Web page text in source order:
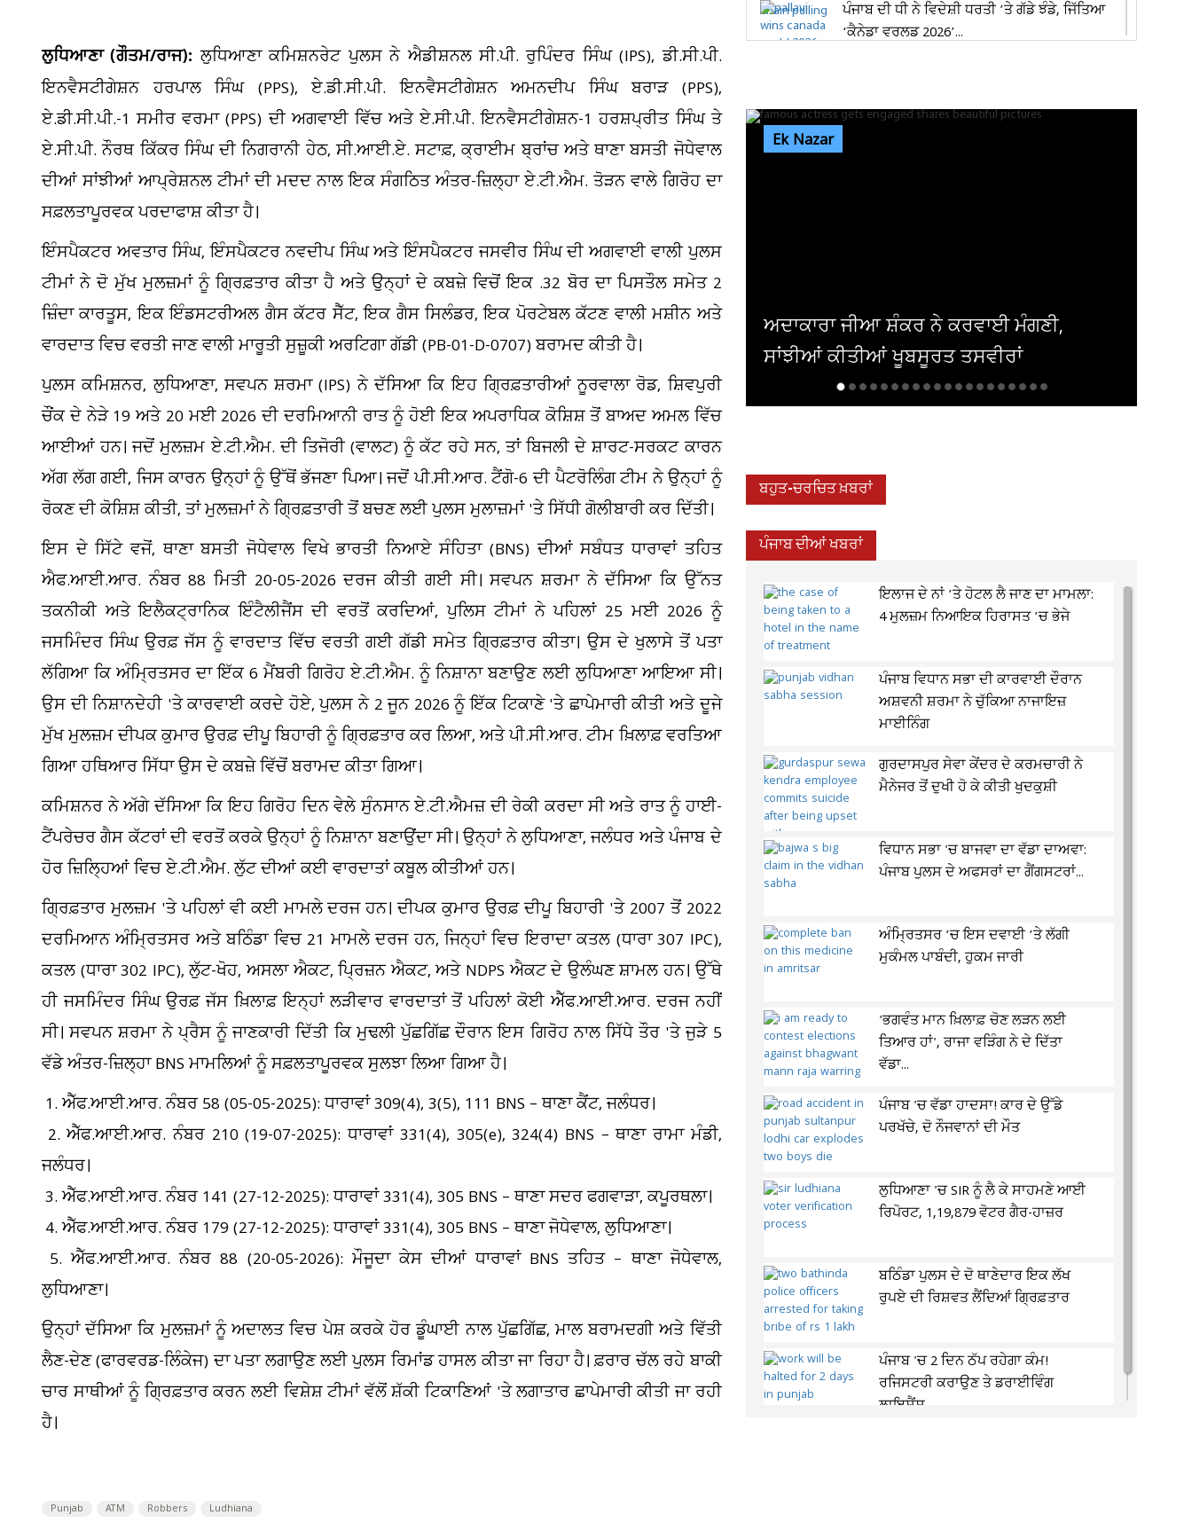
ਲੁਧਿਆਣਾ (ਗੌਤਮ/ਰਾਜ): ਲੁਧਿਆਣਾ ਕਮਿਸ਼ਨਰੇਟ ਪੁਲਸ ਨੇ ਐਡੀਸ਼ਨਲ ਸੀ.ਪੀ. ਰੁਪਿੰਦਰ ਸਿੰਘ (IPS), ਡੀ.ਸੀ.ਪੀ.
ਇਨਵੈਸਟੀਗੇਸ਼ਨ ਹਰਪਾਲ ਸਿੰਘ (PPS), ਏ.ਡੀ.ਸੀ.ਪੀ. ਇਨਵੈਸਟੀਗੇਸ਼ਨ ਅਮਨਦੀਪ ਸਿੰਘ ਬਰਾੜ (PPS),
ਏ.ਡੀ.ਸੀ.ਪੀ.-1 ਸਮੀਰ ਵਰਮਾ (PPS) ਦੀ ਅਗਵਾਈ ਵਿੱਚ ਅਤੇ ਏ.ਸੀ.ਪੀ. ਇਨਵੈਸਟੀਗੇਸ਼ਨ-1 ਹਰਸ਼ਪ੍ਰੀਤ ਸਿੰਘ ਤੇ
ਏ.ਸੀ.ਪੀ. ਨੌਰਥ ਕਿੱਕਰ ਸਿੰਘ ਦੀ ਨਿਗਰਾਨੀ ਹੇਠ, ਸੀ.ਆਈ.ਏ. ਸਟਾਫ਼, ਕ੍ਰਾਈਮ ਬ੍ਰਾਂਚ ਅਤੇ ਥਾਣਾ ਬਸਤੀ ਜੋਧੇਵਾਲ
ਦੀਆਂ ਸਾਂਝੀਆਂ ਆਪ੍ਰੇਸ਼ਨਲ ਟੀਮਾਂ ਦੀ ਮਦਦ ਨਾਲ ਇਕ ਸੰਗਠਿਤ ਅੰਤਰ-ਜ਼ਿਲ੍ਹਾ ਏ.ਟੀ.ਐਮ. ਤੋੜਨ ਵਾਲੇ ਗਿਰੋਹ ਦਾ
ਸਫ਼ਲਤਾਪੂਰਵਕ ਪਰਦਾਫਾਸ਼ ਕੀਤਾ ਹੈ।
ਇੰਸਪੈਕਟਰ ਅਵਤਾਰ ਸਿੰਘ, ਇੰਸਪੈਕਟਰ ਨਵਦੀਪ ਸਿੰਘ ਅਤੇ ਇੰਸਪੈਕਟਰ ਜਸਵੀਰ ਸਿੰਘ ਦੀ ਅਗਵਾਈ ਵਾਲੀ ਪੁਲਸ
ਟੀਮਾਂ ਨੇ ਦੋ ਮੁੱਖ ਮੁਲਜ਼ਮਾਂ ਨੂੰ ਗ੍ਰਿਫ਼ਤਾਰ ਕੀਤਾ ਹੈ ਅਤੇ ਉਨ੍ਹਾਂ ਦੇ ਕਬਜ਼ੇ ਵਿਚੋਂ ਇਕ .32 ਬੋਰ ਦਾ ਪਿਸਤੌਲ ਸਮੇਤ 2
ਜ਼ਿੰਦਾ ਕਾਰਤੂਸ, ਇਕ ਇੰਡਸਟਰੀਅਲ ਗੈਸ ਕੱਟਰ ਸੈੱਟ, ਇਕ ਗੈਸ ਸਿਲੰਡਰ, ਇਕ ਪੋਰਟੇਬਲ ਕੱਟਣ ਵਾਲੀ ਮਸ਼ੀਨ ਅਤੇ
ਵਾਰਦਾਤ ਵਿਚ ਵਰਤੀ ਜਾਣ ਵਾਲੀ ਮਾਰੂਤੀ ਸੁਜ਼ੂਕੀ ਅਰਟਿਗਾ ਗੱਡੀ (PB-01-D-0707) ਬਰਾਮਦ ਕੀਤੀ ਹੈ।
ਪੁਲਸ ਕਮਿਸ਼ਨਰ, ਲੁਧਿਆਣਾ, ਸਵਪਨ ਸ਼ਰਮਾ (IPS) ਨੇ ਦੱਸਿਆ ਕਿ ਇਹ ਗ੍ਰਿਫ਼ਤਾਰੀਆਂ ਨੂਰਵਾਲਾ ਰੋਡ, ਸ਼ਿਵਪੁਰੀ
ਚੌਂਕ ਦੇ ਨੇੜੇ 19 ਅਤੇ 20 ਮਈ 2026 ਦੀ ਦਰਮਿਆਨੀ ਰਾਤ ਨੂੰ ਹੋਈ ਇਕ ਅਪਰਾਧਿਕ ਕੋਸ਼ਿਸ਼ ਤੋਂ ਬਾਅਦ ਅਮਲ ਵਿੱਚ
ਆਈਆਂ ਹਨ। ਜਦੋਂ ਮੁਲਜ਼ਮ ਏ.ਟੀ.ਐਮ. ਦੀ ਤਿਜੋਰੀ (ਵਾਲਟ) ਨੂੰ ਕੱਟ ਰਹੇ ਸਨ, ਤਾਂ ਬਿਜਲੀ ਦੇ ਸ਼ਾਰਟ-ਸਰਕਟ ਕਾਰਨ
ਅੱਗ ਲੱਗ ਗਈ, ਜਿਸ ਕਾਰਨ ਉਨ੍ਹਾਂ ਨੂੰ ਉੱਥੋਂ ਭੱਜਣਾ ਪਿਆ। ਜਦੋਂ ਪੀ.ਸੀ.ਆਰ. ਟੈਂਗੋ-6 ਦੀ ਪੈਟਰੋਲਿੰਗ ਟੀਮ ਨੇ ਉਨ੍ਹਾਂ ਨੂੰ
ਰੋਕਣ ਦੀ ਕੋਸ਼ਿਸ਼ ਕੀਤੀ, ਤਾਂ ਮੁਲਜ਼ਮਾਂ ਨੇ ਗ੍ਰਿਫ਼ਤਾਰੀ ਤੋਂ ਬਚਣ ਲਈ ਪੁਲਸ ਮੁਲਾਜ਼ਮਾਂ 'ਤੇ ਸਿੱਧੀ ਗੋਲੀਬਾਰੀ ਕਰ ਦਿੱਤੀ।
ਇਸ ਦੇ ਸਿੱਟੇ ਵਜੋਂ, ਥਾਣਾ ਬਸਤੀ ਜੋਧੇਵਾਲ ਵਿਖੇ ਭਾਰਤੀ ਨਿਆਏ ਸੰਹਿਤਾ (BNS) ਦੀਆਂ ਸਬੰਧਤ ਧਾਰਾਵਾਂ ਤਹਿਤ
ਐਫ.ਆਈ.ਆਰ. ਨੰਬਰ 88 ਮਿਤੀ 20-05-2026 ਦਰਜ ਕੀਤੀ ਗਈ ਸੀ। ਸਵਪਨ ਸ਼ਰਮਾ ਨੇ ਦੱਸਿਆ ਕਿ ਉੱਨਤ
ਤਕਨੀਕੀ ਅਤੇ ਇਲੈਕਟ੍ਰਾਨਿਕ ਇੰਟੈਲੀਜੈਂਸ ਦੀ ਵਰਤੋਂ ਕਰਦਿਆਂ, ਪੁਲਿਸ ਟੀਮਾਂ ਨੇ ਪਹਿਲਾਂ 25 ਮਈ 2026 ਨੂੰ
ਜਸਮਿੰਦਰ ਸਿੰਘ ਉਰਫ਼ ਜੱਸ ਨੂੰ ਵਾਰਦਾਤ ਵਿੱਚ ਵਰਤੀ ਗਈ ਗੱਡੀ ਸਮੇਤ ਗ੍ਰਿਫ਼ਤਾਰ ਕੀਤਾ। ਉਸ ਦੇ ਖੁਲਾਸੇ ਤੋਂ ਪਤਾ
ਲੱਗਿਆ ਕਿ ਅੰਮ੍ਰਿਤਸਰ ਦਾ ਇੱਕ 6 ਮੈਂਬਰੀ ਗਿਰੋਹ ਏ.ਟੀ.ਐਮ. ਨੂੰ ਨਿਸ਼ਾਨਾ ਬਣਾਉਣ ਲਈ ਲੁਧਿਆਣਾ ਆਇਆ ਸੀ।
ਉਸ ਦੀ ਨਿਸ਼ਾਨਦੇਹੀ 'ਤੇ ਕਾਰਵਾਈ ਕਰਦੇ ਹੋਏ, ਪੁਲਸ ਨੇ 2 ਜੂਨ 2026 ਨੂੰ ਇੱਕ ਟਿਕਾਣੇ 'ਤੇ ਛਾਪੇਮਾਰੀ ਕੀਤੀ ਅਤੇ ਦੂਜੇ
ਮੁੱਖ ਮੁਲਜ਼ਮ ਦੀਪਕ ਕੁਮਾਰ ਉਰਫ਼ ਦੀਪੂ ਬਿਹਾਰੀ ਨੂੰ ਗ੍ਰਿਫ਼ਤਾਰ ਕਰ ਲਿਆ, ਅਤੇ ਪੀ.ਸੀ.ਆਰ. ਟੀਮ ਖ਼ਿਲਾਫ਼ ਵਰਤਿਆ
ਗਿਆ ਹਥਿਆਰ ਸਿੱਧਾ ਉਸ ਦੇ ਕਬਜ਼ੇ ਵਿੱਚੋਂ ਬਰਾਮਦ ਕੀਤਾ ਗਿਆ।
ਕਮਿਸ਼ਨਰ ਨੇ ਅੱਗੇ ਦੱਸਿਆ ਕਿ ਇਹ ਗਿਰੋਹ ਦਿਨ ਵੇਲੇ ਸੁੰਨਸਾਨ ਏ.ਟੀ.ਐਮਜ਼ ਦੀ ਰੇਕੀ ਕਰਦਾ ਸੀ ਅਤੇ ਰਾਤ ਨੂੰ ਹਾਈ-
ਟੈਂਪਰੇਚਰ ਗੈਸ ਕੱਟਰਾਂ ਦੀ ਵਰਤੋਂ ਕਰਕੇ ਉਨ੍ਹਾਂ ਨੂੰ ਨਿਸ਼ਾਨਾ ਬਣਾਉਂਦਾ ਸੀ। ਉਨ੍ਹਾਂ ਨੇ ਲੁਧਿਆਣਾ, ਜਲੰਧਰ ਅਤੇ ਪੰਜਾਬ ਦੇ
ਹੋਰ ਜ਼ਿਲ੍ਹਿਆਂ ਵਿਚ ਏ.ਟੀ.ਐਮ. ਲੁੱਟ ਦੀਆਂ ਕਈ ਵਾਰਦਾਤਾਂ ਕਬੂਲ ਕੀਤੀਆਂ ਹਨ।
ਗ੍ਰਿਫ਼ਤਾਰ ਮੁਲਜ਼ਮ 'ਤੇ ਪਹਿਲਾਂ ਵੀ ਕਈ ਮਾਮਲੇ ਦਰਜ ਹਨ। ਦੀਪਕ ਕੁਮਾਰ ਉਰਫ਼ ਦੀਪੂ ਬਿਹਾਰੀ 'ਤੇ 2007 ਤੋਂ 2022
ਦਰਮਿਆਨ ਅੰਮ੍ਰਿਤਸਰ ਅਤੇ ਬਠਿੰਡਾ ਵਿਚ 21 ਮਾਮਲੇ ਦਰਜ ਹਨ, ਜਿਨ੍ਹਾਂ ਵਿਚ ਇਰਾਦਾ ਕਤਲ (ਧਾਰਾ 307 IPC),
ਕਤਲ (ਧਾਰਾ 302 IPC), ਲੁੱਟ-ਖੋਹ, ਅਸਲਾ ਐਕਟ, ਪ੍ਰਿਜ਼ਨ ਐਕਟ, ਅਤੇ NDPS ਐਕਟ ਦੇ ਉਲੰਘਣ ਸ਼ਾਮਲ ਹਨ। ਉੱਥੇ
ਹੀ ਜਸਮਿੰਦਰ ਸਿੰਘ ਉਰਫ਼ ਜੱਸ ਖ਼ਿਲਾਫ਼ ਇਨ੍ਹਾਂ ਲੜੀਵਾਰ ਵਾਰਦਾਤਾਂ ਤੋਂ ਪਹਿਲਾਂ ਕੋਈ ਐੱਫ.ਆਈ.ਆਰ. ਦਰਜ ਨਹੀਂ
ਸੀ। ਸਵਪਨ ਸ਼ਰਮਾ ਨੇ ਪ੍ਰੈਸ ਨੂੰ ਜਾਣਕਾਰੀ ਦਿੱਤੀ ਕਿ ਮੁਢਲੀ ਪੁੱਛਗਿੱਛ ਦੌਰਾਨ ਇਸ ਗਿਰੋਹ ਨਾਲ ਸਿੱਧੇ ਤੌਰ 'ਤੇ ਜੁੜੇ 5
ਵੱਡੇ ਅੰਤਰ-ਜ਼ਿਲ੍ਹਾ BNS ਮਾਮਲਿਆਂ ਨੂੰ ਸਫ਼ਲਤਾਪੂਰਵਕ ਸੁਲਝਾ ਲਿਆ ਗਿਆ ਹੈ।
1. ਐੱਫ.ਆਈ.ਆਰ. ਨੰਬਰ 58 (05-05-2025): ਧਾਰਾਵਾਂ 309(4), 3(5), 111 BNS – ਥਾਣਾ ਕੈਂਟ, ਜਲੰਧਰ।
2. ਐੱਫ.ਆਈ.ਆਰ. ਨੰਬਰ 210 (19-07-2025): ਧਾਰਾਵਾਂ 331(4), 305(e), 324(4) BNS – ਥਾਣਾ ਰਾਮਾ ਮੰਡੀ,
ਜਲੰਧਰ।
3. ਐੱਫ.ਆਈ.ਆਰ. ਨੰਬਰ 141 (27-12-2025): ਧਾਰਾਵਾਂ 331(4), 305 BNS – ਥਾਣਾ ਸਦਰ ਫਗਵਾੜਾ, ਕਪੂਰਥਲਾ।
4. ਐੱਫ.ਆਈ.ਆਰ. ਨੰਬਰ 179 (27-12-2025): ਧਾਰਾਵਾਂ 331(4), 305 BNS – ਥਾਣਾ ਜੋਧੇਵਾਲ, ਲੁਧਿਆਣਾ।
5. ਐੱਫ.ਆਈ.ਆਰ. ਨੰਬਰ 88 (20-05-2026): ਮੌਜੂਦਾ ਕੇਸ ਦੀਆਂ ਧਾਰਾਵਾਂ BNS ਤਹਿਤ – ਥਾਣਾ ਜੋਧੇਵਾਲ,
ਲੁਧਿਆਣਾ।
ਉਨ੍ਹਾਂ ਦੱਸਿਆ ਕਿ ਮੁਲਜ਼ਮਾਂ ਨੂੰ ਅਦਾਲਤ ਵਿਚ ਪੇਸ਼ ਕਰਕੇ ਹੋਰ ਡੂੰਘਾਈ ਨਾਲ ਪੁੱਛਗਿੱਛ, ਮਾਲ ਬਰਾਮਦਗੀ ਅਤੇ ਵਿੱਤੀ
ਲੈਣ-ਦੇਣ (ਫਾਰਵਰਡ-ਲਿੰਕੇਜ) ਦਾ ਪਤਾ ਲਗਾਉਣ ਲਈ ਪੁਲਸ ਰਿਮਾਂਡ ਹਾਸਲ ਕੀਤਾ ਜਾ ਰਿਹਾ ਹੈ। ਫ਼ਰਾਰ ਚੱਲ ਰਹੇ ਬਾਕੀ
ਚਾਰ ਸਾਥੀਆਂ ਨੂੰ ਗ੍ਰਿਫ਼ਤਾਰ ਕਰਨ ਲਈ ਵਿਸ਼ੇਸ਼ ਟੀਮਾਂ ਵੱਲੋਂ ਸ਼ੱਕੀ ਟਿਕਾਣਿਆਂ 'ਤੇ ਲਗਾਤਾਰ ਛਾਪੇਮਾਰੀ ਕੀਤੀ ਜਾ ਰਹੀ
ਹੈ।
Punjab ATM Robbers Ludhiana
ਪੰਜਾਬ ਦੀ ਧੀ ਨੇ ਵਿਦੇਸ਼ੀ ਧਰਤੀ ’ਤੇ ਗੱਡੇ ਝੰਡੇ, ਜਿੱਤਿਆ
‘ਕੈਨੇਡਾ ਵਰਲਡ 2026’...
Ek Nazar
ਇਮਰਾਨ ਖਾਨ ਦੀ ਜੇਲ੍ਹਬੰਦੀ ਦੇ 3 ਸਾਲ ਪੂਰੇ;
ਪੀ.ਟੀ.ਆਈ. ਦਾ ਜ਼ਬਰਦਸਤ ਸ਼ਕਤੀ...
ਬਹੁਤ-ਚਰਚਿਤ ਖ਼ਬਰਾਂ
ਪੰਜਾਬ ਦੀਆਂ ਖਬਰਾਂ
ਇਲਾਜ ਦੇ ਨਾਂ ’ਤੇ ਹੋਟਲ ਲੈ ਜਾਣ ਦਾ ਮਾਮਲਾ:
4 ਮੁਲਜ਼ਮ ਨਿਆਇਕ ਹਿਰਾਸਤ ’ਚ ਭੇਜੇ
ਪੰਜਾਬ ਵਿਧਾਨ ਸਭਾ ਦੀ ਕਾਰਵਾਈ ਦੌਰਾਨ
ਅਸ਼ਵਨੀ ਸ਼ਰਮਾ ਨੇ ਚੁੱਕਿਆ ਨਾਜਾਇਜ਼
ਮਾਈਨਿੰਗ
ਗੁਰਦਾਸਪੁਰ ਸੇਵਾ ਕੇਂਦਰ ਦੇ ਕਰਮਚਾਰੀ ਨੇ
ਮੈਨੇਜਰ ਤੋਂ ਦੁਖੀ ਹੋ ਕੇ ਕੀਤੀ ਖੁਦਕੁਸ਼ੀ
ਵਿਧਾਨ ਸਭਾ 'ਚ ਬਾਜਵਾ ਦਾ ਵੱਡਾ ਦਾਅਵਾ:
ਪੰਜਾਬ ਪੁਲਸ ਦੇ ਅਫਸਰਾਂ ਦਾ ਗੈਂਗਸਟਰਾਂ...
ਅੰਮ੍ਰਿਤਸਰ ’ਚ ਇਸ ਦਵਾਈ ’ਤੇ ਲੱਗੀ
ਮੁਕੰਮਲ ਪਾਬੰਦੀ, ਹੁਕਮ ਜਾਰੀ
'ਭਗਵੰਤ ਮਾਨ ਖ਼ਿਲਾਫ਼ ਚੋਣ ਲੜਨ ਲਈ
ਤਿਆਰ ਹਾਂ', ਰਾਜਾ ਵੜਿੰਗ ਨੇ ਦੇ ਦਿੱਤਾ
ਵੱਡਾ...
ਪੰਜਾਬ 'ਚ ਵੱਡਾ ਹਾਦਸਾ! ਕਾਰ ਦੇ ਉੱਡੇ
ਪਰਖੱਚੇ, ਦੋ ਨੌਜਵਾਨਾਂ ਦੀ ਮੌਤ
ਲੁਧਿਆਣਾ 'ਚ SIR ਨੂੰ ਲੈ ਕੇ ਸਾਹਮਣੇ ਆਈ
ਰਿਪੋਰਟ, 1,19,879 ਵੋਟਰ ਗੈਰ-ਹਾਜ਼ਰ
ਬਠਿੰਡਾ ਪੁਲਸ ਦੇ ਦੋ ਥਾਣੇਦਾਰ ਇਕ ਲੱਖ
ਰੁਪਏ ਦੀ ਰਿਸ਼ਵਤ ਲੈਂਦਿਆਂ ਗ੍ਰਿਫ਼ਤਾਰ
ਪੰਜਾਬ 'ਚ 2 ਦਿਨ ਠੱਪ ਰਹੇਗਾ ਕੰਮ!
ਰਜਿਸਟਰੀ ਕਰਾਉਣ ਤੇ ਡਰਾਈਵਿੰਗ
ਲਾਇਸੈਂਸ...